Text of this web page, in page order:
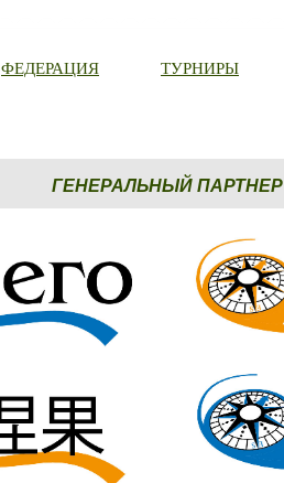
ФЕДЕРАЦИЯ ТУРНИРЫ
ГЕНЕРАЛЬНЫЙ ПАРТНЕР